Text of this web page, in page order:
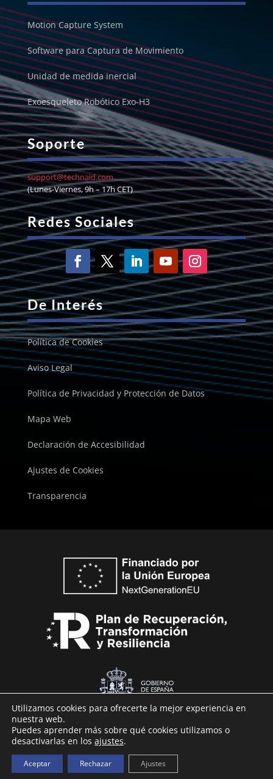
Motion Capture System
Software para Captura de Movimiento
Unidad de medida inercial
Exoesqueleto Robótico Exo-H3
Soporte
support@technaid.com
(Lunes-Viernes, 9h – 17h CET)
Redes Sociales
De Interés
Política de Cookies
Aviso Legal
Política de Privacidad y Protección de Datos
Mapa Web
Declaración de Accesibilidad
Ajustes de Cookies
Transparencia
Technaid © 2026
Utilizamos cookies para ofrecerte la mejor experiencia en
nuestra web.
Puedes aprender más sobre qué cookies utilizamos o
desactivarlas en los ajustes.
Aceptar Rechazar Ajustes